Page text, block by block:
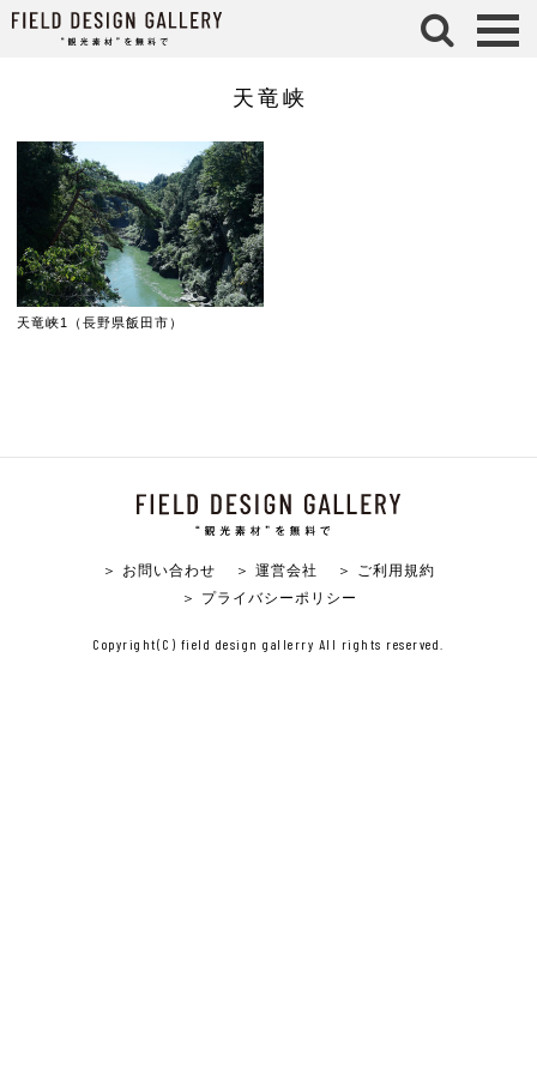
天竜峡
天竜峡1（長野県飯田市）
＞ お問い合わせ ＞ 運営会社
＞ ご利用規約
＞ プライバシーポリシー
Copyright(C) field design gallerry All rights reserved.